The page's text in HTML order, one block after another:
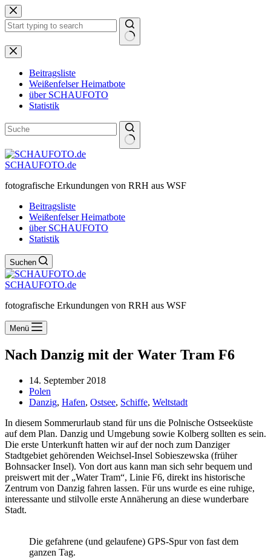
Zum
Inhalt
springen
Keine
Ergebnisse
Beitragsliste
Weißenfelser Heimatbote
über SCHAUFOTO
Statistik
SCHAUFOTO.de
fotografische Erkundungen von RRH aus WSF
Beitragsliste
Weißenfelser Heimatbote
über SCHAUFOTO
Statistik
Suchen
SCHAUFOTO.de
fotografische Erkundungen von RRH aus WSF
Menü
Nach Danzig mit der Water Tram F6
14. September 2018
Polen
Danzig, Hafen, Ostsee, Schiffe, Weltstadt
In diesem Sommerurlaub stand für uns die Polnische Ostseeküste
auf dem Plan. Danzig und Umgebung sowie Kolberg sollten es sein.
Die erste Unterkunft hatten wir auf der noch zum Danziger
Stadtgebiet gehörenden Weichsel-Insel Sobieszewska (früher
Bohnsacker Insel). Von dort aus kann man sich sehr bequem und
preiswert mit der „Water Tram“, Linie F6, direkt ins historische
Zentrum von Danzig fahren lassen. Für uns wurde es eine ruhige,
interessante und stilvolle erste Annäherung an diese wunderbare
Stadt.
Die gefahrene (und gelaufene) GPS-Spur von fast dem
ganzen Tag.